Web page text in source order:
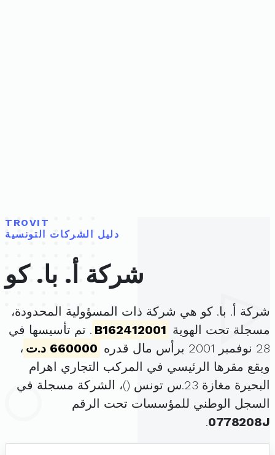
TROVIT
دليل الشركات التونسية
شركة أ. با. كو
شركة أ. با. كو هي شركة ذات المسؤولية المحدودة،
مسجلة تحت الهوية B162412001 . تم تأسيسها في
28 نوفمبر 2001 برأس مال قدره
660000 د.ت
،
ويقع مقرها الرئيسي في المركب التجاري اهرام
البحيرة مغازة 23.س تونس (
)، الشركة مسجلة في
السجل الوطني للمؤسسات تحت الرقم
0778208J
.